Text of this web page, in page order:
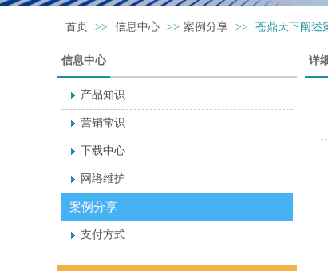
首页 >> 信息中心 >> 案例分享 >> 苍鼎天下阐述
信息中心
产品知识
营销常识
下载中心
网络维护
案例分享
支付方式
详